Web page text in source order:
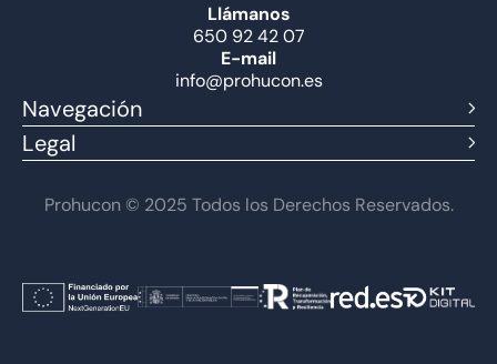
Llámanos
650 92 42 07
E-mail
info@prohucon.es
Navegación
Legal
Prohucon © 2025 Todos los Derechos Reservados.